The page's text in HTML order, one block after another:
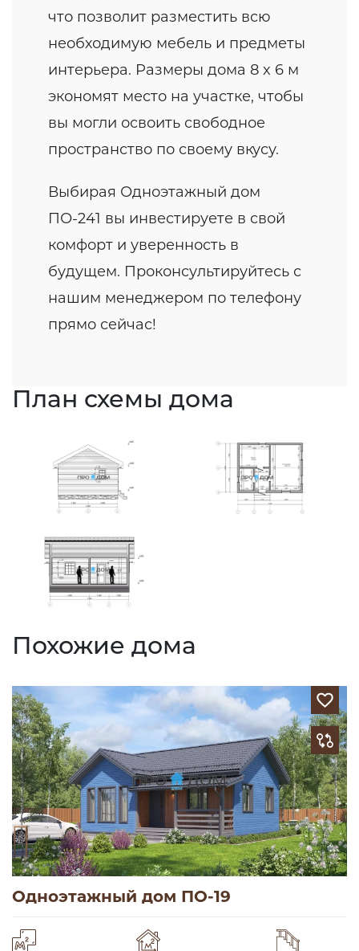
что позволит разместить всю
необходимую мебель и предметы
интерьера. Размеры дома 8 x 6 м
экономят место на участке, чтобы
вы могли освоить свободное
пространство по своему вкусу.
Выбирая Одноэтажный дом
ПО-241 вы инвестируете в свой
комфорт и уверенность в
будущем. Проконсультируйтесь с
нашим менеджером по телефону
прямо сейчас!
План схемы дома
Похожие дома
Одноэтажный дом ПО-19